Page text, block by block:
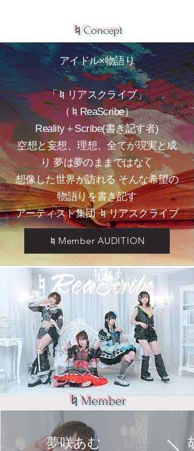
♮Concept
アイドル×物語り
「♮リアスクライブ」
（♮ReaScribe）
Reality＋Scribe(書き記す者)
空想と妄想、理想、全てが現実と成
り 夢は夢のままではなく
想像した世界が訪れる そんな希望の
物語りを書き記す
アーティスト集団 ♮リアスクライブ
♮Member AUDITION
​♮Member
夢咲あむ